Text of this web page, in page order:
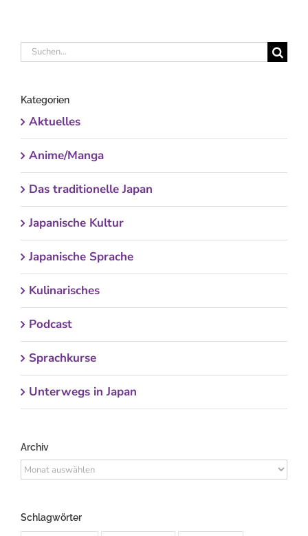
Suche
Kategorien
Aktuelles
Anime/Manga
Das traditionelle Japan
Japanische Kultur
Japanische Sprache
Kulinarisches
Podcast
Sprachkurse
Unterwegs in Japan
Archiv
Archiv
Schlagwörter